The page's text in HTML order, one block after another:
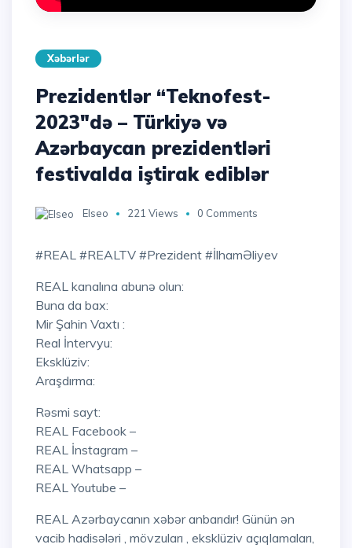
Xəbərlər
Prezidentlər “Teknofest-
2023″də – Türkiyə və
Azərbaycan prezidentləri
festivalda iştirak ediblər
Elseo 221 Views 0 Comments
#REAL #REALTV #Prezident #İlhamƏliyev
REAL kanalına abunə olun:
Buna da bax:
Mir Şahin Vaxtı :
Real İntervyu:
Eksklüziv:
Araşdırma:
Rəsmi sayt:
REAL Facebook –
REAL İnstagram –
REAL Whatsapp –
REAL Youtube –
REAL Azərbaycanın xəbər anbarıdır! Günün ən
vacib hadisələri , mövzuları , eksklüziv açıqlamaları,